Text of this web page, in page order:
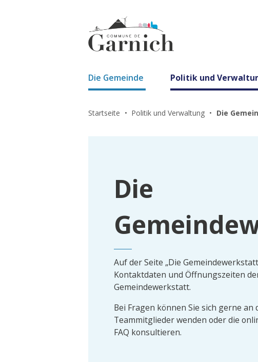
Die Gemeinde Politik und
Startseite Politik und Verwaltung Die
Die
Auf der Seite „Die
Kontaktdaten und Öffnungszeiten
Gemeindewerkstatt.
Bei Fragen können Sie sich gerne an
Teammitglieder wenden oder die
FAQ konsultieren.